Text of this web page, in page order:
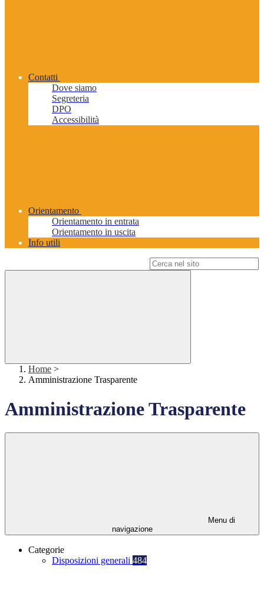
Contatti
Dove siamo
Segreteria
DPO
Accessibilità
Orientamento
Orientamento in entrata
Orientamento in uscita
Info utili
Home >
Amministrazione Trasparente
Amministrazione Trasparente
Menu di
navigazione
Categorie
Disposizioni generali 484